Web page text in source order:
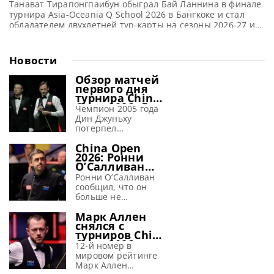
десять лет
Танават Тирапонгпаибун обыграл Бай Ланнина в финале
турнира Asia-Oceania Q School 2026 в Бангкоке и стал
обладателем двухлетней тур-карты на сезоны 2026-27 и
лет, завоевав путевку победой над Бай Ланнином со
счетом 4-1 в финале первого этапа в Asia-Oceania Q
School 2026.
Новости
Обзор матчей
первого дня
турнира China
Open 2026. Дин
Джуньху
терпит
поражение от
Гилберта
Чемпион 2005 года
Дин Джуньху
потерпел
Дэвида Гилберта на
турнире China Open
2026, сообщает WST
Двукратный
победитель China
Open Дин Джуньху
третий титул,
потерпев
сокрушительное
поражение от
Дэвида Гилберта со
счетом 6-1 в первый
China Open
2026: Ронни
О’Салливан
заявил, что
перед
крупным
турниром
«страх исчез»
Ронни О’Салливан
сообщил, что он
больше не
перед предстоящим
крупным турниром
China Open 2026,
сообщает metrouk
На протяжении
более трех
Марк Аллен
снялся с
турниров China
Open 2026 и
Wuhan Open
2026
12-й номер в
мировом рейтинге
Марк Аллен